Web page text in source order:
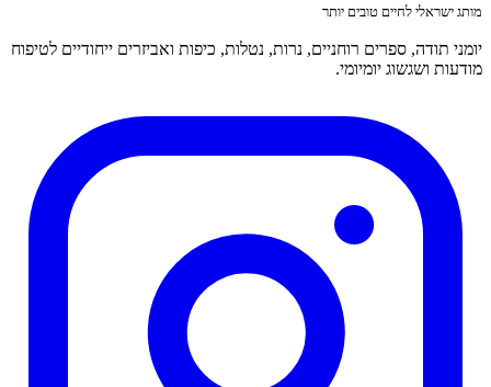
מותג ישראלי לחיים טובים יותר
יומני תודה, ספרים רוחניים, נרות, נטלות, כיפות ואביזרים ייחודיים לטיפוח
מודעות ושגשוג יומיומי.